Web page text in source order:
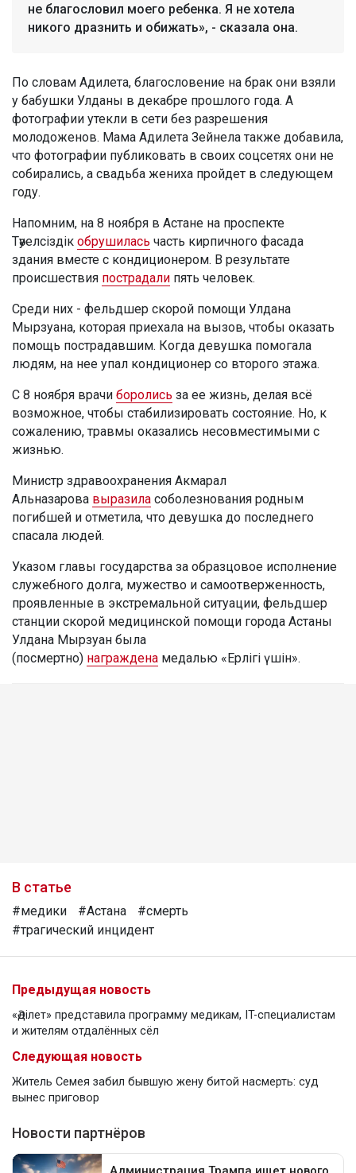
не благословил моего ребенка. Я не хотела
никого дразнить и обижать», - сказала она.
По словам Адилета, благословение на брак они взяли
у бабушки Улданы в декабре прошлого года. А
фотографии утекли в сети без разрешения
молодоженов. Мама Адилета Зейнела также добавила,
что фотографии публиковать в своих соцсетях они не
собирались, а свадьба жениха пройдет в следующем
году.
Напомним, на 8 ноября в Астане на проспекте
Тәуелсіздік обрушилась часть кирпичного фасада
здания вместе с кондиционером. В результате
происшествия пострадали пять человек.
Среди них - фельдшер скорой помощи Улдана
Мырзуана, которая приехала на вызов, чтобы оказать
помощь пострадавшим. Когда девушка помогала
людям, на нее упал кондиционер со второго этажа.
С 8 ноября врачи боролись за ее жизнь, делая всё
возможное, чтобы стабилизировать состояние. Но, к
сожалению, травмы оказались несовместимыми с
жизнью.
Министр здравоохранения Акмарал
Альназарова выразила соболезнования родным
погибшей и отметила, что девушка до последнего
спасала людей.
Указом главы государства за образцовое исполнение
служебного долга, мужество и самоотверженность,
проявленные в экстремальной ситуации, фельдшер
станции скорой медицинской помощи города Астаны
Улдана Мырзуан была
(посмертно) награждена медалью «Ерлігі үшін».
В статье
#медики #Астана
#смерть
#трагический инцидент
Предыдущая новость
«Әділет» представила программу медикам, IT-специалистам
и жителям отдалённых сёл
Следующая новость
Житель Семея забил бывшую жену битой насмерть: суд
вынес приговор